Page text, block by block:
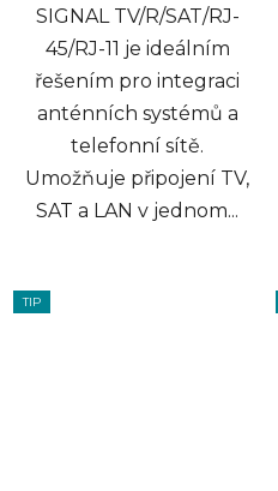
SIGNAL TV/R/SAT/RJ-
45/RJ-11 je ideálním
řešením pro integraci
anténních systémů a
telefonní sítě.
Umožňuje připojení TV,
SAT a LAN v jednom...
TIP